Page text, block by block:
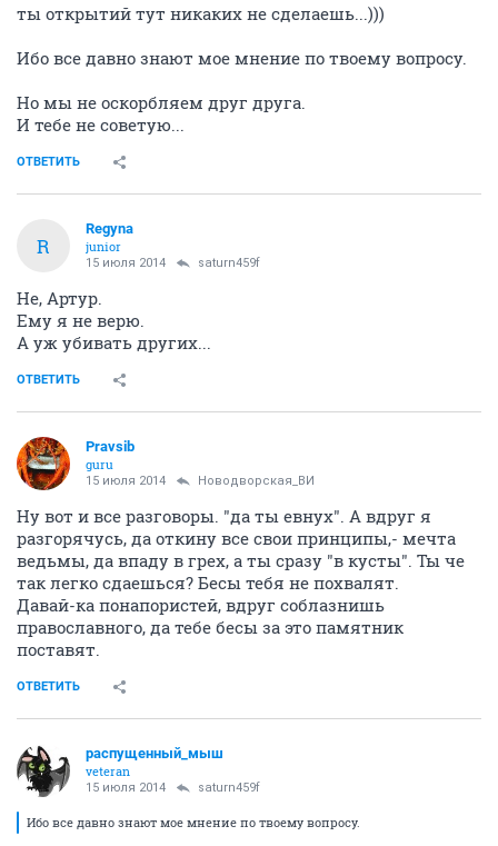
ты открытий тут никаких не сделаешь...)))
Ибо все давно знают мое мнение по твоему вопросу.
Но мы не оскорбляем друг друга.
И тебе не советую...
ОТВЕТИТЬ
R
Regуna
junior
15 июля 2014 saturn459f
Не, Артур.
Ему я не верю.
А уж убивать других...
ОТВЕТИТЬ
Pravsib
guru
15 июля 2014 Новодворcкая_ВИ
Ну вот и все разговоры. "да ты евнух". А вдруг я
разгорячусь, да откину все свои принципы,- мечта
ведьмы, да впаду в грех, а ты сразу "в кусты". Ты че
так легко сдаешься? Бесы тебя не похвалят.
Давай-ка понапористей, вдруг соблазнишь
православного, да тебе бесы за это памятник
поставят.
ОТВЕТИТЬ
распущенный_мыш
veteran
15 июля 2014 saturn459f
Ибо все давно знают мое мнение по твоему вопросу.